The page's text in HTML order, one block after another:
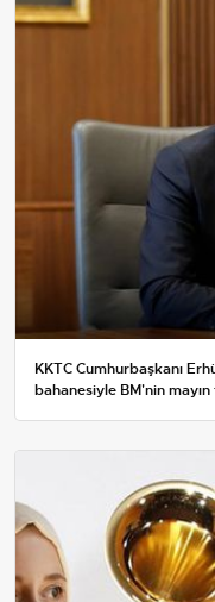
KKTC Cumhurbaşkanı
bahanesiyle BM'nin